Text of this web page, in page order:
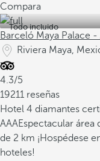
Compara
Todo incluido
Barceló Maya Palace
Riviera Maya,
4.3/5
19211 reseñas
Hotel 4 diamantes
AAAEspectacular área
de 2 km ¡Hospédese
hoteles!